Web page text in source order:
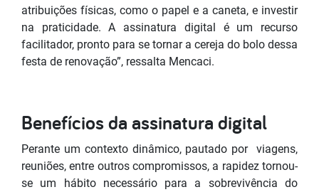
atribuições físicas, como o papel e a caneta, e investir
na praticidade. A assinatura digital é um recurso
facilitador, pronto para se tornar a cereja do bolo dessa
festa de renovação”, ressalta Mencaci.
Benefícios da assinatura digital
Perante um contexto dinâmico, pautado por viagens,
reuniões, entre outros compromissos, a rapidez tornou-
se um hábito necessário para a sobrevivência do